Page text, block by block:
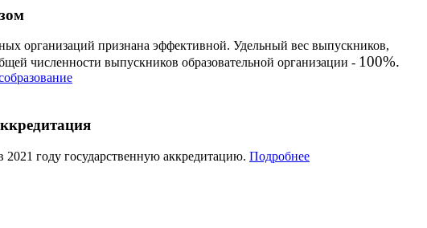
организаций признана эффективной. Удельный вес выпускников,
численности выпускников образовательной организации - 100%.
году государственную аккредитацию. Подробнее